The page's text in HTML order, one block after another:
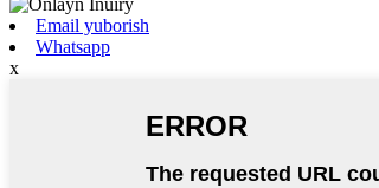
Email yuborish
Whatsapp
x